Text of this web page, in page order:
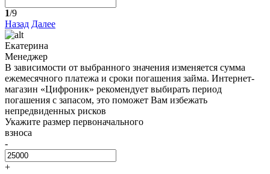
1/9
Назад Далее
Екатерина
Менеджер
В зависимости от выбранного значения изменяется сумма
ежемесячного платежа и сроки погашения займа. Интернет-
магазин «Цифроник» рекомендует выбирать период
погашения с запасом, это поможет Вам избежать
непредвиденных рисков
Укажите размер первоначального
взноса
-
+